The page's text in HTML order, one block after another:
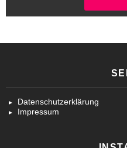
Datenschutzerklärung
Impressum